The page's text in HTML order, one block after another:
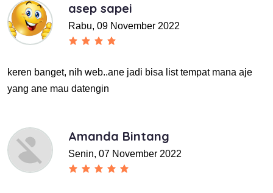
asep sapei
Rabu, 09 November 2022
keren banget, nih web..ane jadi bisa list tempat mana aje
yang ane mau datengin
Amanda Bintang
Senin, 07 November 2022